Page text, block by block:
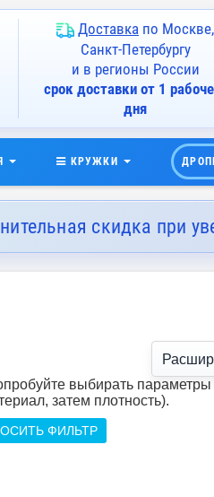
Доставка по Москве,
Санкт-Петербургу
и в регионы России
срок доставки от 1
дня
КРУЖКИ
скидка при
выбирать
затем плотность).
ФИЛЬТР